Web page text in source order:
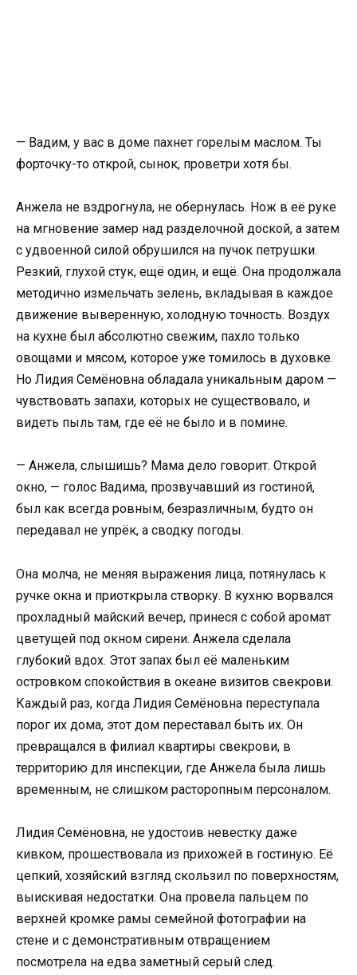
— Вадим, у вас в доме пахнет горелым маслом. Ты
форточку-то открой, сынок, проветри хотя бы.
Анжела не вздрогнула, не обернулась. Нож в её руке
на мгновение замер над разделочной доской, а затем
с удвоенной силой обрушился на пучок петрушки.
Резкий, глухой стук, ещё один, и ещё. Она продолжала
методично измельчать зелень, вкладывая в каждое
движение выверенную, холодную точность. Воздух
на кухне был абсолютно свежим, пахло только
овощами и мясом, которое уже томилось в духовке.
Но Лидия Семёновна обладала уникальным даром —
чувствовать запахи, которых не существовало, и
видеть пыль там, где её не было и в помине.
— Анжела, слышишь? Мама дело говорит. Открой
окно, — голос Вадима, прозвучавший из гостиной,
был как всегда ровным, безразличным, будто он
передавал не упрёк, а сводку погоды.
Она молча, не меняя выражения лица, потянулась к
ручке окна и приоткрыла створку. В кухню ворвался
прохладный майский вечер, принеся с собой аромат
цветущей под окном сирени. Анжела сделала
глубокий вдох. Этот запах был её маленьким
островком спокойствия в океане визитов свекрови.
Каждый раз, когда Лидия Семёновна переступала
порог их дома, этот дом переставал быть их. Он
превращался в филиал квартиры свекрови, в
территорию для инспекции, где Анжела была лишь
временным, не слишком расторопным персоналом.
Лидия Семёновна, не удостоив невестку даже
кивком, прошествовала из прихожей в гостиную. Её
цепкий, хозяйский взгляд скользил по поверхностям,
выискивая недостатки. Она провела пальцем по
верхней кромке рамы семейной фотографии на
стене и с демонстративным отвращением
посмотрела на едва заметный серый след.